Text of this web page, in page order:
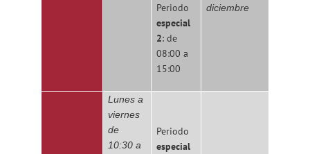
Periodo
especial
2: de
08:00 a
15:00
diciembre
Lunes a
viernes
de
10:30 a
Periodo
especial